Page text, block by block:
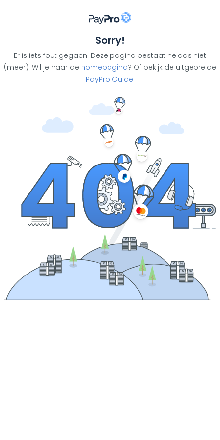
Sorry!
Er is iets fout gegaan. Deze pagina bestaat helaas niet
(meer). Wil je naar de homepagina? Of bekijk de uitgebreide
PayPro Guide.